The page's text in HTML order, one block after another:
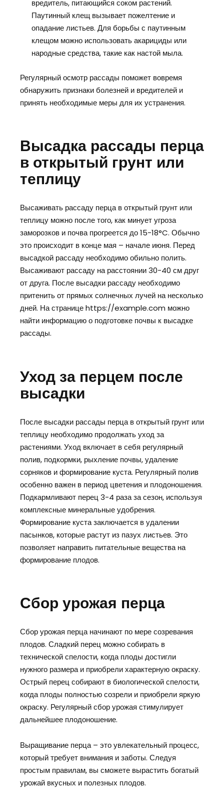
вредитель, питающийся соком растений.
Паутинный клещ вызывает пожелтение и
опадание листьев. Для борьбы с паутинным
клещом можно использовать акарициды или
народные средства, такие как настой мыла.
Регулярный осмотр рассады поможет вовремя
обнаружить признаки болезней и вредителей и
принять необходимые меры для их устранения.
Высадка рассады перца
в открытый грунт или
теплицу
Высаживать рассаду перца в открытый грунт или
теплицу можно после того, как минует угроза
заморозков и почва прогреется до 15-18°C. Обычно
это происходит в конце мая – начале июня. Перед
высадкой рассаду необходимо обильно полить.
Высаживают рассаду на расстоянии 30-40 см друг
от друга. После высадки рассаду необходимо
притенить от прямых солнечных лучей на несколько
дней. На странице https://example.com можно
найти информацию о подготовке почвы к высадке
рассады.
Уход за перцем после
высадки
После высадки рассады перца в открытый грунт или
теплицу необходимо продолжать уход за
растениями. Уход включает в себя регулярный
полив, подкормки, рыхление почвы, удаление
сорняков и формирование куста. Регулярный полив
особенно важен в период цветения и плодоношения.
Подкармливают перец 3-4 раза за сезон, используя
комплексные минеральные удобрения.
Формирование куста заключается в удалении
пасынков, которые растут из пазух листьев. Это
позволяет направить питательные вещества на
формирование плодов.
Сбор урожая перца
Сбор урожая перца начинают по мере созревания
плодов. Сладкий перец можно собирать в
технической спелости, когда плоды достигли
нужного размера и приобрели характерную окраску.
Острый перец собирают в биологической спелости,
когда плоды полностью созрели и приобрели яркую
окраску. Регулярный сбор урожая стимулирует
дальнейшее плодоношение.
Выращивание перца – это увлекательный процесс,
который требует внимания и заботы. Следуя
простым правилам, вы сможете вырастить богатый
урожай вкусных и полезных плодов.